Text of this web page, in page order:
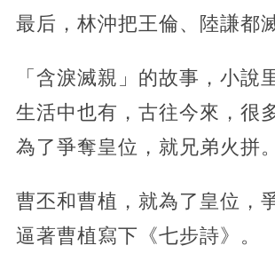
最后，林沖把王倫、陸謙都
「含淚滅親」的故事，小說
生活中也有，古往今來，很
為了爭奪皇位，就兄弟火拼。
曹丕和曹植，就為了皇位，
逼著曹植寫下《七步詩》。